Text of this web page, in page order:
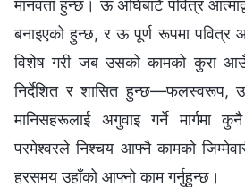
मानवता हुन्छ। ऊ अघिबाटै पवित्र
बनाइएको हुन्छ, र ऊ पूर्ण रूपमा पवित्र
विशेष गरी जब उसको कामको कुरा
निर्देशित र शासित हुन्छ—फलस्वरूप,
मानिसहरूलाई अगुवाइ गर्ने मार्गमा
परमेश्‍वरले निश्चय आफ्नै कामको
हरसमय उहाँको आफ्नो काम गर्नुहुन्छ।